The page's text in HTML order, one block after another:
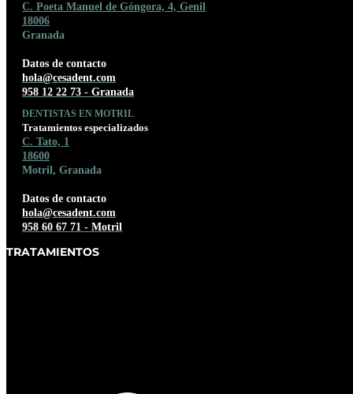
C. Poeta Manuel de Góngora, 4, Genil
18006
Granada
Datos de contacto
hola@cesadent.com
958 12 22 73 - Granada
DENTISTAS EN MOTRIL
Tratamientos especializados
C. Tato, 1
18600
Motril, Granada
Datos de contacto
hola@cesadent.com
958 60 67 71 - Motril
TRATAMIENTOS